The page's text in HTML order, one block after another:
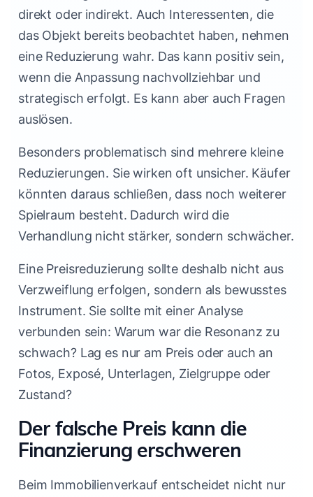
direkt oder indirekt. Auch Interessenten, die
das Objekt bereits beobachtet haben, nehmen
eine Reduzierung wahr. Das kann positiv sein,
wenn die Anpassung nachvollziehbar und
strategisch erfolgt. Es kann aber auch Fragen
auslösen.
Besonders problematisch sind mehrere kleine
Reduzierungen. Sie wirken oft unsicher. Käufer
könnten daraus schließen, dass noch weiterer
Spielraum besteht. Dadurch wird die
Verhandlung nicht stärker, sondern schwächer.
Eine Preisreduzierung sollte deshalb nicht aus
Verzweiflung erfolgen, sondern als bewusstes
Instrument. Sie sollte mit einer Analyse
verbunden sein: Warum war die Resonanz zu
schwach? Lag es nur am Preis oder auch an
Fotos, Exposé, Unterlagen, Zielgruppe oder
Zustand?
Der falsche Preis kann die
Finanzierung erschweren
Beim Immobilienverkauf entscheidet nicht nur